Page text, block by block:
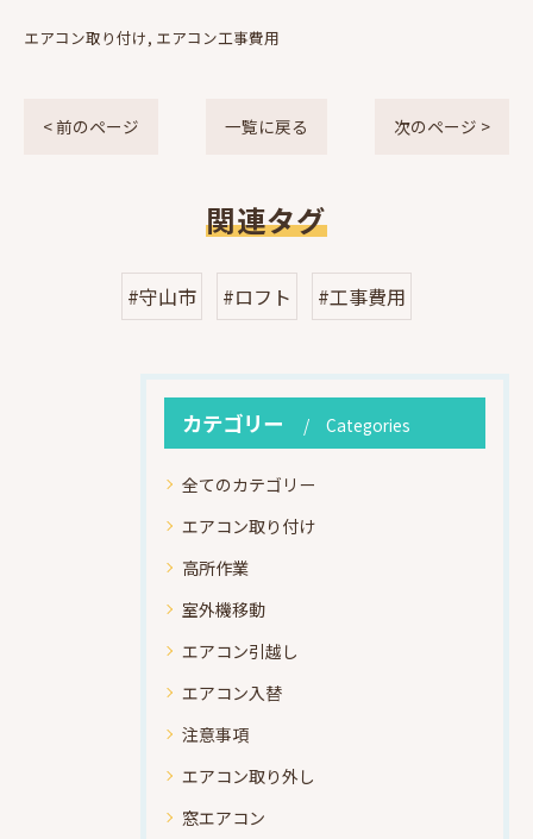
エアコン取り付け エアコン工事費用
< 前のページ 一覧に戻る 次のページ >
関連タグ
#守山市 #ロフト #工事費用
カテゴリー Categories
全てのカテゴリー
エアコン取り付け
高所作業
室外機移動
エアコン引越し
エアコン入替
注意事項
エアコン取り外し
窓エアコン